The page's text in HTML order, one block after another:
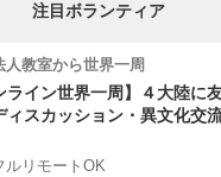
注目ボランティア
人教室から世界一周
ライン世界一周】４大陸に
ィスカッション・異文化交
ルリモートOK